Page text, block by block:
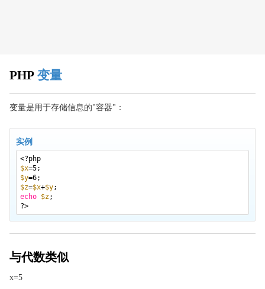
PHP 函数
PHP 魔术变量
PHP 命名空间
PHP 面向对象
PHP XML
PHP Expat Parser
PHP XML DOM
PHP SimpleXML
PHP 与 AJAX
AJAX 简介
AJAX PHP
PHP 变量
变量是用于存储信息的"容器"：
实例
<?php
$x=5;
$y=6;
$z=$x+$y;
echo $z;
?>
与代数类似
x=5